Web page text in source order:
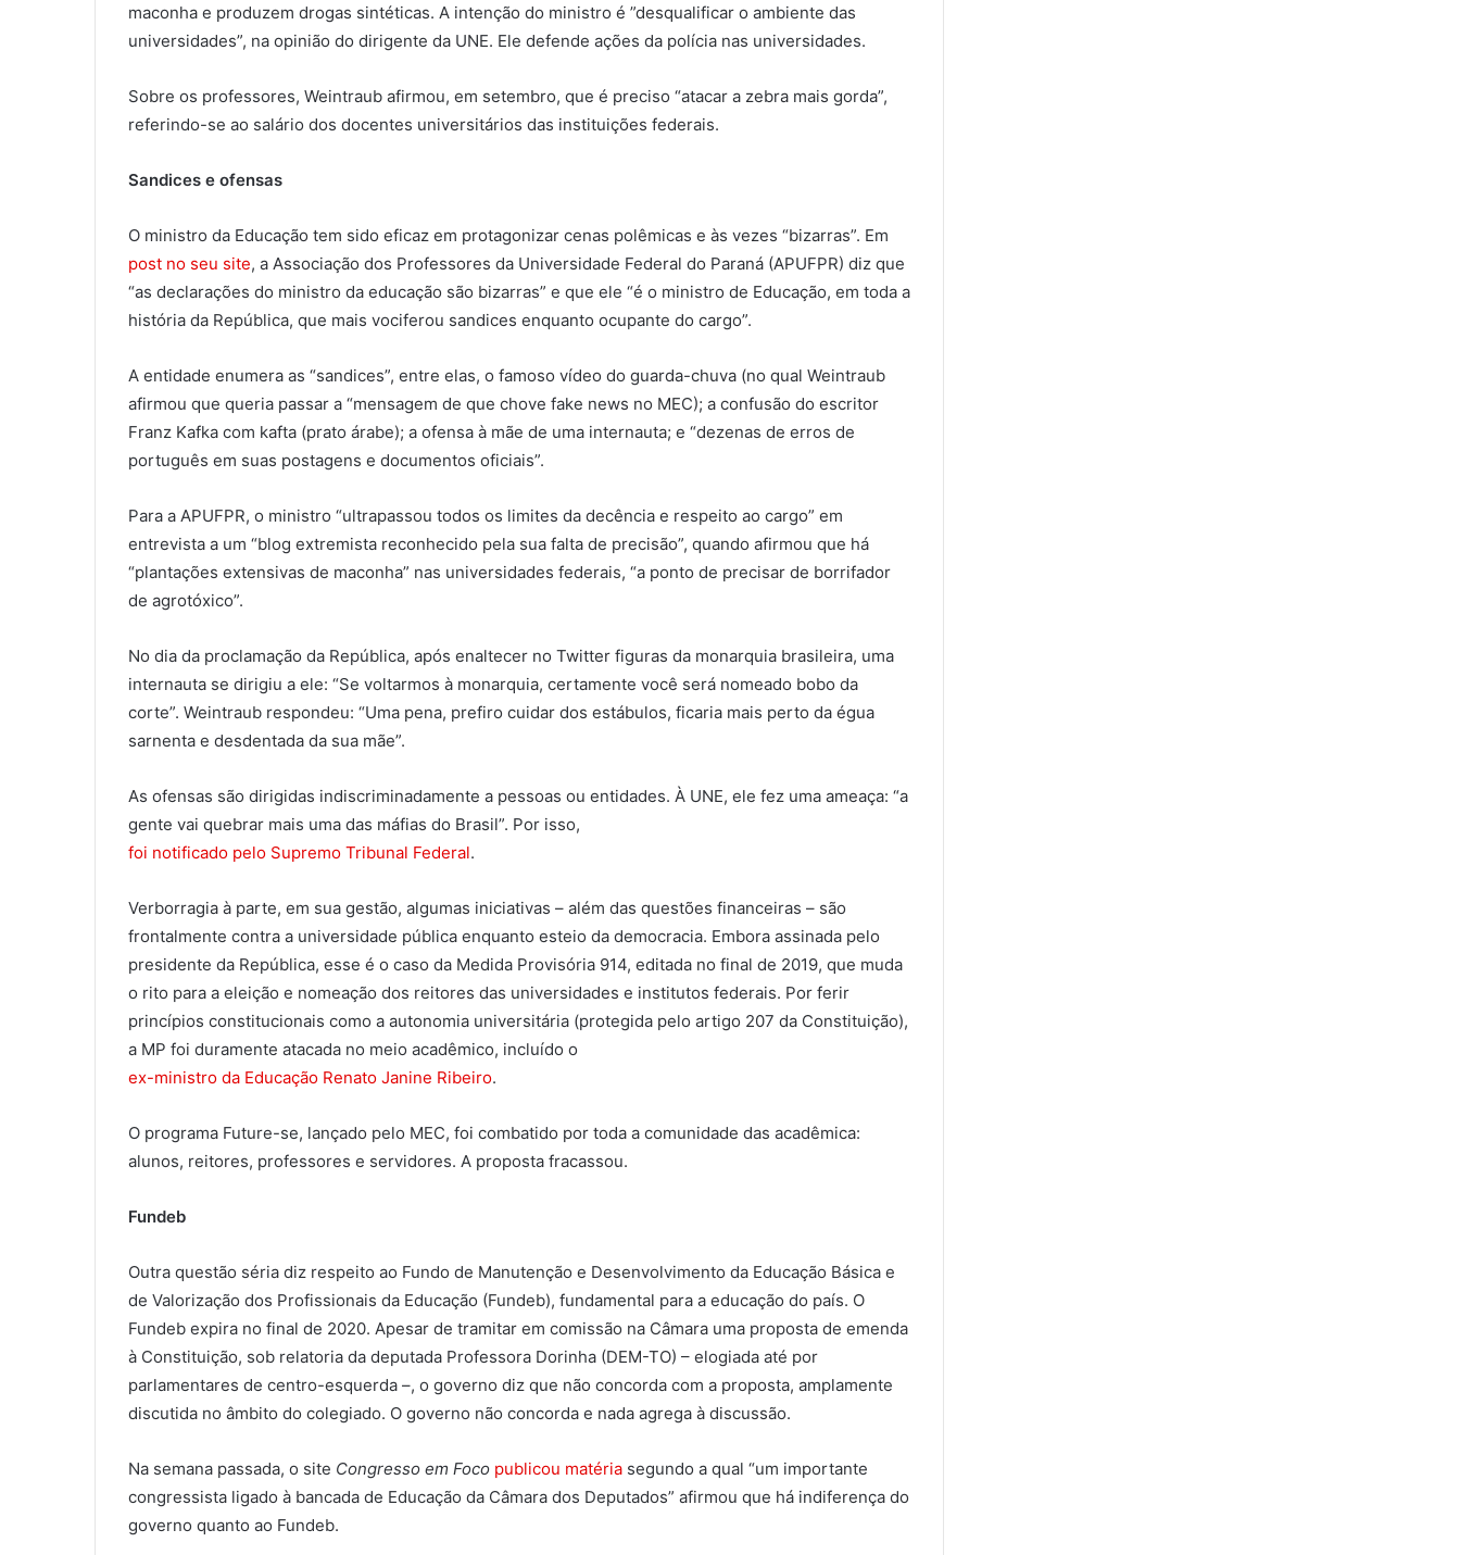
maconha e produzem drogas sintéticas. A intenção do ministro é ”desqualificar o ambiente das
universidades”, na opinião do dirigente da UNE. Ele defende ações da polícia nas universidades.
Sobre os professores, Weintraub afirmou, em setembro, que é preciso “atacar a zebra mais gorda”,
referindo-se ao salário dos docentes universitários das instituições federais.
Sandices e ofensas
O ministro da Educação tem sido eficaz em protagonizar cenas polêmicas e às vezes “bizarras”. Em
post no seu site, a Associação dos Professores da Universidade Federal do Paraná (APUFPR) diz que
“as declarações do ministro da educação são bizarras” e que ele “é o ministro de Educação, em toda a
história da República, que mais vociferou sandices enquanto ocupante do cargo”.
A entidade enumera as “sandices”, entre elas, o famoso vídeo do guarda-chuva (no qual Weintraub
afirmou que queria passar a “mensagem de que chove fake news no MEC); a confusão do escritor
Franz Kafka com kafta (prato árabe); a ofensa à mãe de uma internauta; e “dezenas de erros de
português em suas postagens e documentos oficiais”.
Para a APUFPR, o ministro “ultrapassou todos os limites da decência e respeito ao cargo” em
entrevista a um “blog extremista reconhecido pela sua falta de precisão”, quando afirmou que há
“plantações extensivas de maconha” nas universidades federais, “a ponto de precisar de borrifador
de agrotóxico”.
No dia da proclamação da República, após enaltecer no Twitter figuras da monarquia brasileira, uma
internauta se dirigiu a ele: “Se voltarmos à monarquia, certamente você será nomeado bobo da
corte”. Weintraub respondeu: “Uma pena, prefiro cuidar dos estábulos, ficaria mais perto da égua
sarnenta e desdentada da sua mãe”.
As ofensas são dirigidas indiscriminadamente a pessoas ou entidades. À UNE, ele fez uma ameaça: “a
gente vai quebrar mais uma das máfias do Brasil”. Por isso,
foi notificado pelo Supremo Tribunal Federal.
Verborragia à parte, em sua gestão, algumas iniciativas – além das questões financeiras – são
frontalmente contra a universidade pública enquanto esteio da democracia. Embora assinada pelo
presidente da República, esse é o caso da Medida Provisória 914, editada no final de 2019, que muda
o rito para a eleição e nomeação dos reitores das universidades e institutos federais. Por ferir
princípios constitucionais como a autonomia universitária (protegida pelo artigo 207 da Constituição),
a MP foi duramente atacada no meio acadêmico, incluído o
ex-ministro da Educação Renato Janine Ribeiro.
O programa Future-se, lançado pelo MEC, foi combatido por toda a comunidade das acadêmica:
alunos, reitores, professores e servidores. A proposta fracassou.
Fundeb
Outra questão séria diz respeito ao Fundo de Manutenção e Desenvolvimento da Educação Básica e
de Valorização dos Profissionais da Educação (Fundeb), fundamental para a educação do país. O
Fundeb expira no final de 2020. Apesar de tramitar em comissão na Câmara uma proposta de emenda
à Constituição, sob relatoria da deputada Professora Dorinha (DEM-TO) – elogiada até por
parlamentares de centro-esquerda –, o governo diz que não concorda com a proposta, amplamente
discutida no âmbito do colegiado. O governo não concorda e nada agrega à discussão.
Na semana passada, o site Congresso em Foco publicou matéria segundo a qual “um importante
congressista ligado à bancada de Educação da Câmara dos Deputados” afirmou que há indiferença do
governo quanto ao Fundeb.